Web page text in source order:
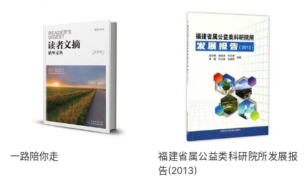
一路陪你走
福建省属公益类科研院所发展报
告(2013)